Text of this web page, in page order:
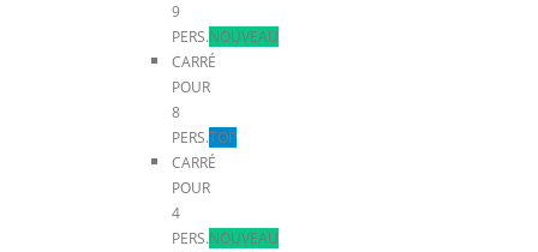
9
PERS.NOUVEAU
CARRÉ
POUR
8
PERS.TOP
CARRÉ
POUR
4
PERS.NOUVEAU